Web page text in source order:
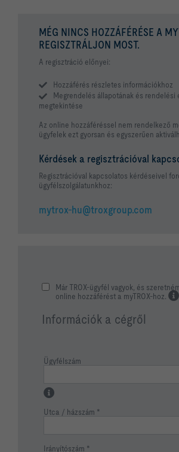
MÉG NINCS HOZZÁFÉRÉSE A
REGISZTRÁLJON MOST.
A regisztráció előnyei:
Hozzáférés részletes információkhoz
Megrendelés állapotának és rendelési
megtekintése
Az online hozzáféréssel nem rendelkező
ügyfelek ezt gyorsan és egyszerűen
Kérdések a regisztrációval
Regisztrációval kapcsolatos kérdéseivel
ügyfélszolgálatunkhoz:
mytrox-hu@troxgroup.com
Már TROX-ügyfél vagyok, és
online hozzáférést a myTROX-hoz.
Információk a cégről
Ügyfélszám
Utca / házszám
Irányítószám